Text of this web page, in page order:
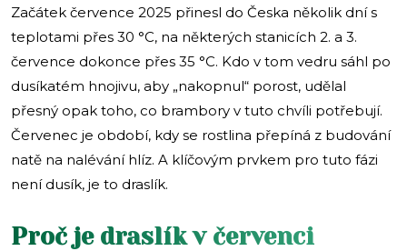
Začátek července 2025 přinesl do Česka několik dní s
teplotami přes 30 °C, na některých stanicích 2. a 3.
července dokonce přes 35 °C. Kdo v tom vedru sáhl po
dusíkatém hnojivu, aby „nakopnul“ porost, udělal
přesný opak toho, co brambory v tuto chvíli potřebují.
Červenec je období, kdy se rostlina přepíná z budování
natě na nalévání hlíz. A klíčovým prvkem pro tuto fázi
není dusík, je to draslík.
Proč je draslík v červenci